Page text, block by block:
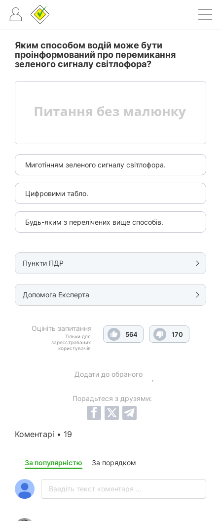
Яким способом водій може бути
проінформований про перемикання
зеленого сигналу світлофора?
Миготінням зеленого сигналу світлофора.
Цифровими табло.
Будь-яким з перелічених вище способів.
Пункти ПДР
Допомога Експерта
Оцініть запитання
Тільки для
зареєстрованих
користувачів
564 170
Додати до обраного
Порадьтеся з друзями:
Коментарі • 19
За популярністю За порядком